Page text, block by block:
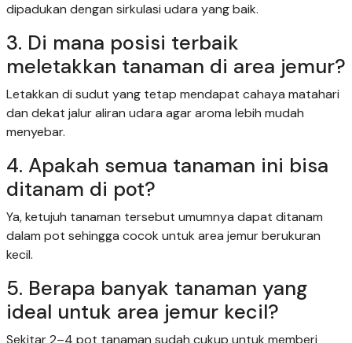
dipadukan dengan sirkulasi udara yang baik.
3. Di mana posisi terbaik
meletakkan tanaman di area jemur?
Letakkan di sudut yang tetap mendapat cahaya matahari
dan dekat jalur aliran udara agar aroma lebih mudah
menyebar.
4. Apakah semua tanaman ini bisa
ditanam di pot?
Ya, ketujuh tanaman tersebut umumnya dapat ditanam
dalam pot sehingga cocok untuk area jemur berukuran
kecil.
5. Berapa banyak tanaman yang
ideal untuk area jemur kecil?
Sekitar 2–4 pot tanaman sudah cukup untuk memberi